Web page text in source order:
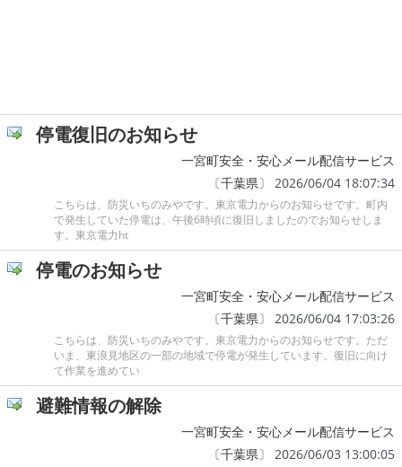
停電復旧のお知らせ
一宮町安全・安心メール配信サービス
〔千葉県〕 2026/06/04 18:07:34
こちらは、防災いちのみやです。東京電力からのお知らせです。町内
で発生していた停電は、午後6時頃に復旧しましたのでお知らせしま
す。東京電力ht
停電のお知らせ
一宮町安全・安心メール配信サービス
〔千葉県〕 2026/06/04 17:03:26
こちらは、防災いちのみやです。東京電力からのお知らせです。ただ
いま、東浪見地区の一部の地域で停電が発生しています。復旧に向け
て作業を進めてい
避難情報の解除
一宮町安全・安心メール配信サービス
〔千葉県〕 2026/06/03 13:00:05